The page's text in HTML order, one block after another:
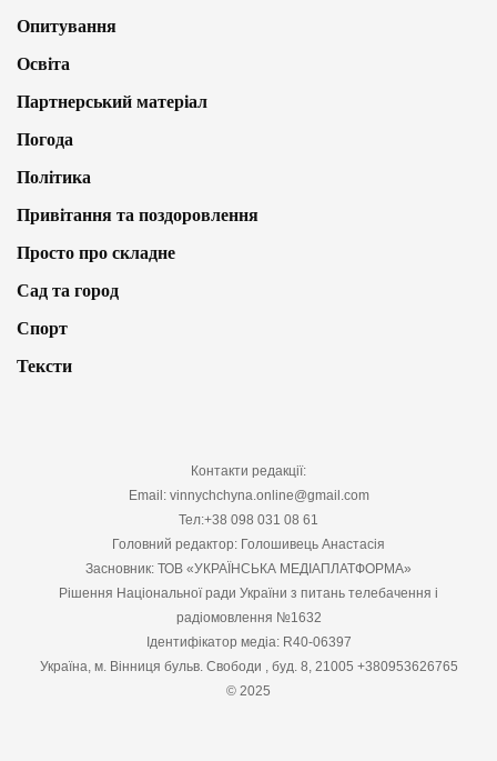
Опитування
Освіта
Партнерський матеріал
Погода
Політика
Привітання та поздоровлення
Просто про складне
Сад та город
Спорт
Тексти
Контакти редакції:
Email: vinnychchyna.online@gmail.com
Тел:+38 098 031 08 61
Головний редактор: Голошивець Анастасія
Засновник: ТОВ «УКРАЇНСЬКА МЕДІАПЛАТФОРМА»
Рішення Національної ради України з питань телебачення і
радіомовлення №1632
Ідентифікатор медіа: R40-06397
Україна, м. Вінниця бульв. Свободи , буд. 8, 21005 +380953626765
© 2025